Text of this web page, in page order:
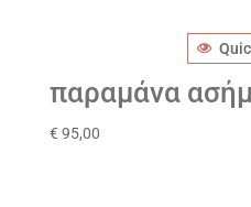
παραμάνα
€ 95,00